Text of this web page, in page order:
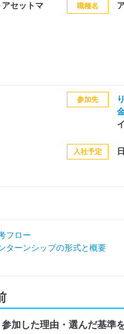
セットマ
職種名
参加先
入社予定
フロー
ターンシップの形式と概要
加した理由・選んだ基準